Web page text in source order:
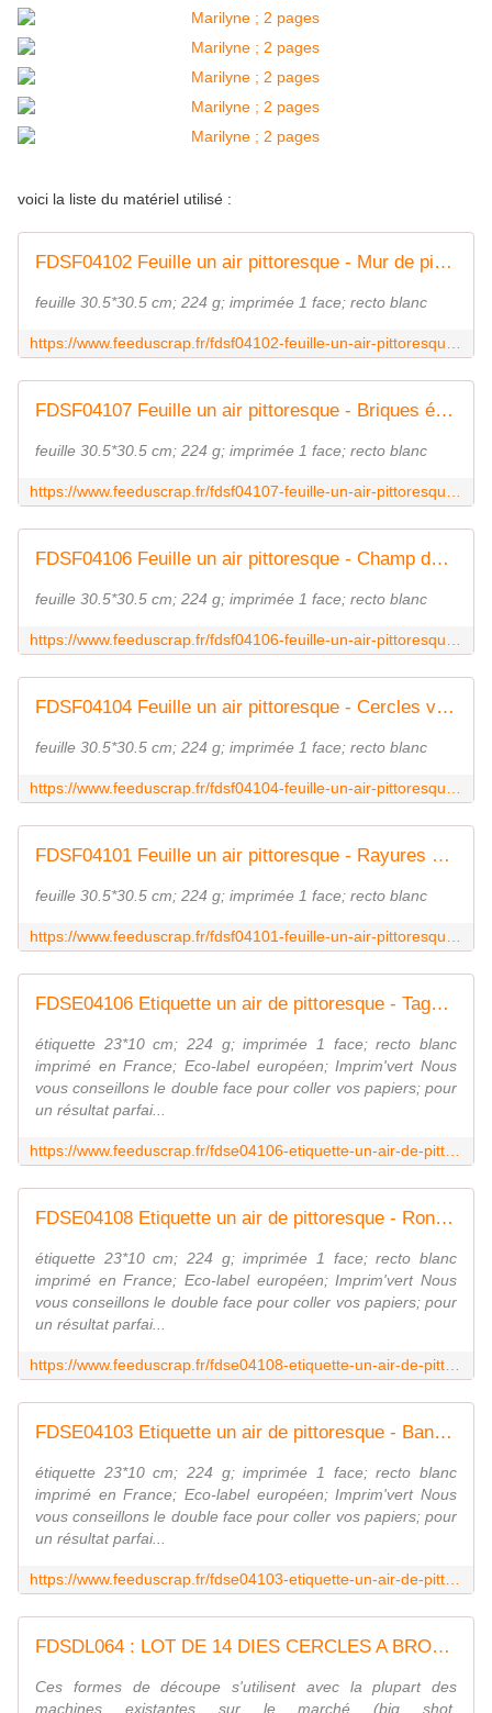
voici la liste du matériel utilisé :
FDSF04102 Feuille un air pittoresque - Mur de pierres FEE DU SCRAP
feuille 30.5*30.5 cm; 224 g; imprimée 1 face; recto blanc
FDSF04107 Feuille un air pittoresque - Briques étoilées FEE DU SCRAP
feuille 30.5*30.5 cm; 224 g; imprimée 1 face; recto blanc
FDSF04106 Feuille un air pittoresque - Champ de blés FEE DU SCRAP
feuille 30.5*30.5 cm; 224 g; imprimée 1 face; recto blanc
FDSF04104 Feuille un air pittoresque - Cercles verts FEE DU SCRAP
feuille 30.5*30.5 cm; 224 g; imprimée 1 face; recto blanc
FDSF04101 Feuille un air pittoresque - Rayures FEE DU SCRAP
feuille 30.5*30.5 cm; 224 g; imprimée 1 face; recto blanc
FDSE04106 Etiquette un air de pittoresque - Tags FEE DU SCRAP
étiquette 23*10 cm; 224 g; imprimée 1 face; recto blanc
imprimé en France; Eco-label européen; Imprim'vert Nous
vous conseillons le double face pour coller vos papiers; pour
un résultat parfai...
FDSE04108 Etiquette un air de pittoresque - Ronds et skyline FEE DU SCRAP
étiquette 23*10 cm; 224 g; imprimée 1 face; recto blanc
imprimé en France; Eco-label européen; Imprim'vert Nous
vous conseillons le double face pour coller vos papiers; pour
un résultat parfai...
FDSE04103 Etiquette un air de pittoresque - Bandes de mots marron FEE DU SCRAP
étiquette 23*10 cm; 224 g; imprimée 1 face; recto blanc
imprimé en France; Eco-label européen; Imprim'vert Nous
vous conseillons le double face pour coller vos papiers; pour
un résultat parfai...
FDSDL064 : LOT DE 14 DIES CERCLES A BRODER Fée du Scrap
Ces formes de découpe s'utilisent avec la plupart des
machines existantes sur le marché (big shot,